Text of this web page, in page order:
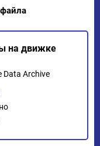
на движке
Data Archive